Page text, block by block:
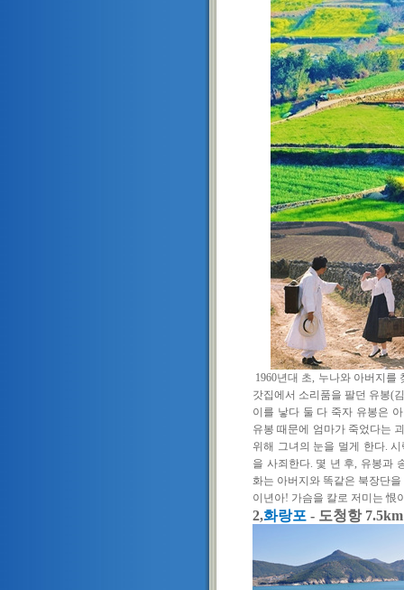
1960년대 초, 누나와 아버지를
갓집에서 소리품을 팔던 유봉(
이를 낳다 둘 다 죽자 유봉은
유봉 때문에 엄마가 죽었다는
위해 그녀의 눈을 멀게 한다.시
을 사죄한다. 몇 년 후, 유봉과
화는 아버지와 똑같은 북장단
이년아! 가슴을 칼로 저미는恨
2,화랑포 - 도청항